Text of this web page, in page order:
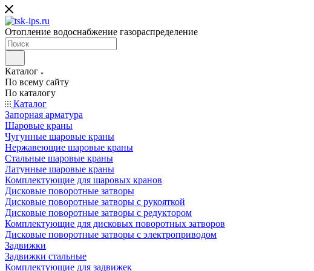
Отопление водоснабжение газораспределение
Каталог
По всему сайту
По каталогу
Каталог
Запорная арматура
Шаровые краны
Чугунные шаровые краны
Нержавеющие шаровые краны
Стальные шаровые краны
Латунные шаровые краны
Комплектующие для шаровых кранов
Дисковые поворотные затворы
Дисковые поворотные затворы с рукояткой
Дисковые поворотные затворы с редуктором
Комплектующие для дисковых поворотных затворов
Дисковые поворотные затворы с электроприводом
Задвижки
Задвижки стальные
Комплектующие для задвижек